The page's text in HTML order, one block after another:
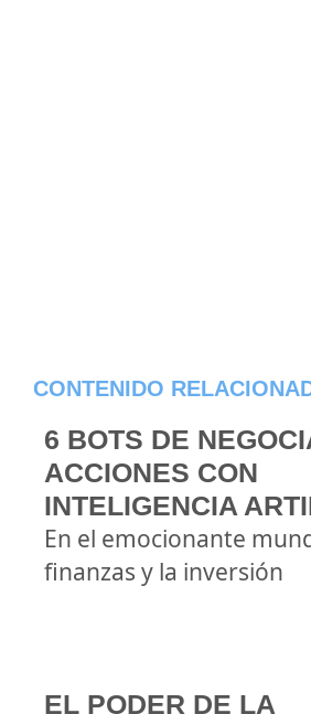
CONTENIDO
6 BOTS DE
ACCIONES CON
INTELIGENCIA
En el emocionante
finanzas y la inversión
EL PODER DE LA